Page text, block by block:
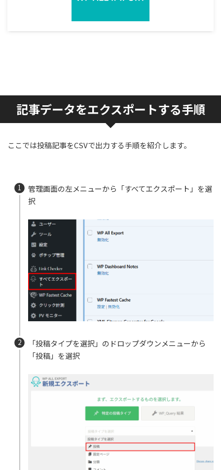
記事データをエクスポートする手順
ここでは投稿記事をCSVで出力する手順を紹介します。
管理画面の左メニューから「すべてエクスポート」を選
択
「投稿タイプを選択」のドロップダウンメニューから
「投稿」を選択